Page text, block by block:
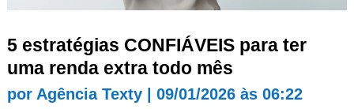
5 estratégias CONFIÁVEIS para ter
uma renda extra todo mês
por Agência Texty| 09/01/2026 às 06:22